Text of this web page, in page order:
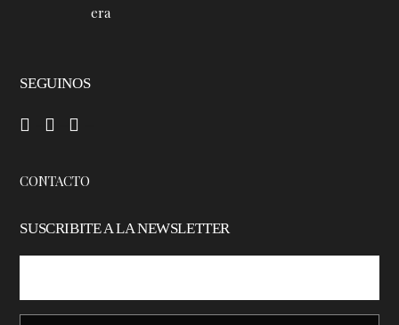
SEGUINOS
CONTACTO
SUSCRIBITE A LA NEWSLETTER